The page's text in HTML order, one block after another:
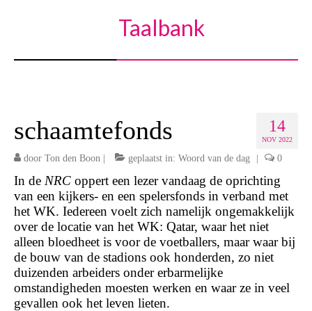
Taalbank
14
NOV 2022
schaamtefonds
door Ton den Boon geplaatst in: Woord van de dag 0
In de NRC oppert een lezer vandaag de oprichting
van een kijkers- en een spelersfonds in verband met
het WK. Iedereen voelt zich namelijk ongemakkelijk
over de locatie van het WK: Qatar, waar het niet
alleen bloedheet is voor de voetballers, maar waar bij
de bouw van de stadions ook honderden, zo niet
duizenden arbeiders onder erbarmelijke
omstandigheden moesten werken en waar ze in veel
gevallen ook het leven lieten.